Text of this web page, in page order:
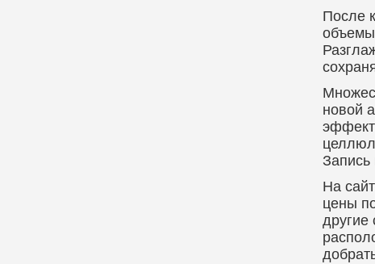
После
объемы
новой
Запись
На
цены
другие